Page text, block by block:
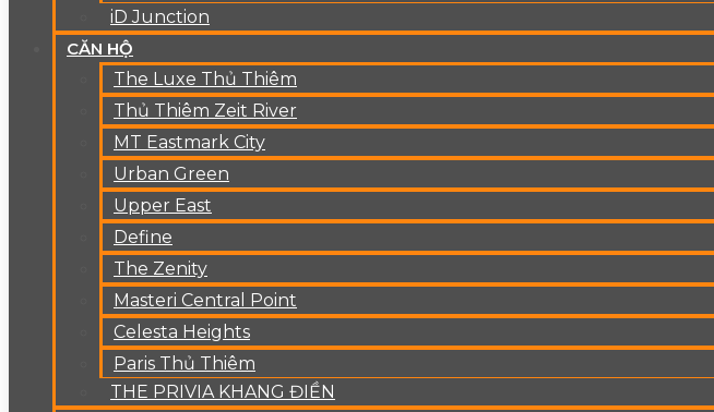
iD Junction
CĂN HỘ
The Luxe Thủ Thiêm
Thủ Thiêm Zeit River
MT Eastmark City
Urban Green
Upper East
Define
The Zenity
Masteri Central Point
Celesta Heights
Paris Thủ Thiêm
THE PRIVIA KHANG ĐIỀN